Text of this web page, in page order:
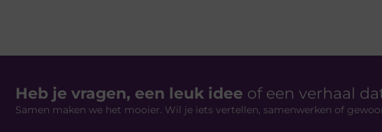
Heb je vragen, een leuk idee of een verhaal
Samen maken we het mooier. Wil je iets vertellen, samenwerken of